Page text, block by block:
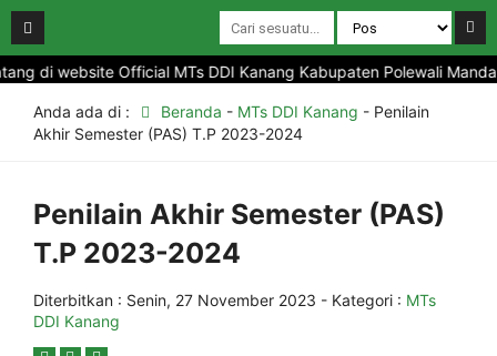
website Official MTs DDI Kanang Kabupaten Polewali Mandar
Anda ada di : Beranda - MTs DDI Kanang - Penilain
Akhir Semester (PAS) T.P 2023-2024
Penilain Akhir Semester (PAS)
T.P 2023-2024
Diterbitkan : Senin, 27 November 2023 - Kategori : MTs
DDI Kanang